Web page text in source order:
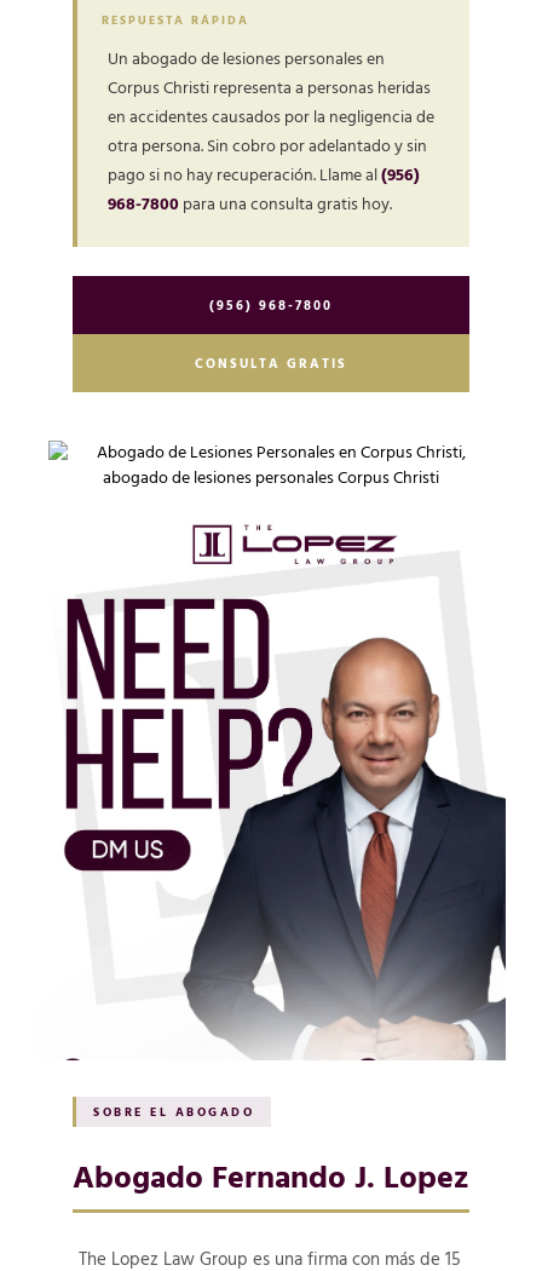
RESPUESTA RÁPIDA
Un abogado de lesiones personales en
Corpus Christi representa a personas heridas
en accidentes causados por la negligencia de
otra persona. Sin cobro por adelantado y sin
pago si no hay recuperación. Llame al(956)
968-7800 para una consulta gratis hoy.
(956) 968-7800
CONSULTA GRATIS
SOBRE EL ABOGADO
Abogado Fernando J. Lopez
The Lopez Law Group es una firma con más de 15